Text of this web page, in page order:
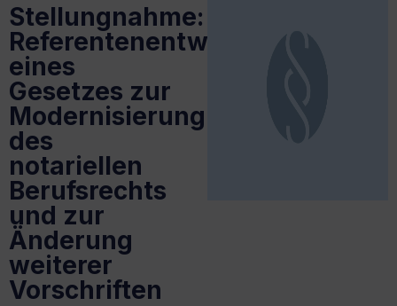
Stellungnahme:
Referentenentwurf
eines
Gesetzes zur
Modernisierung
des
notariellen
Berufsrechts
und zur
Änderung
weiterer
Vorschriften